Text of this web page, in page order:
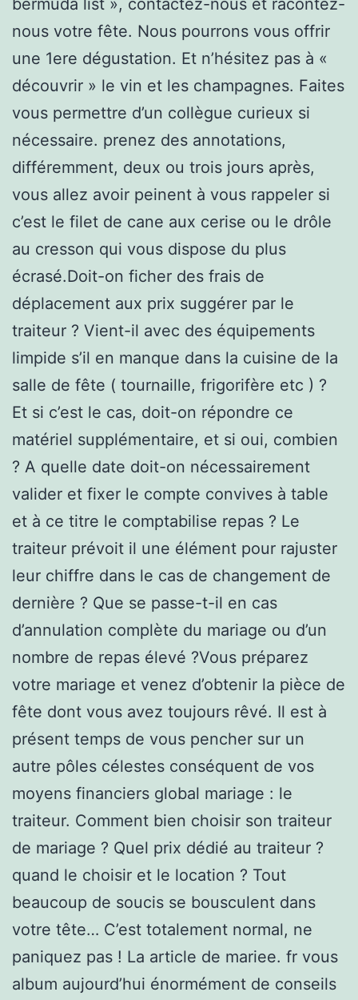
nous votre fête. Nous pourrons vous offrir
une 1ere dégustation. Et n’hésitez pas à «
découvrir » le vin et les champagnes. Faites
vous permettre d’un collègue curieux si
nécessaire. prenez des annotations,
différemment, deux ou trois jours après,
vous allez avoir peinent à vous rappeler si
c’est le filet de cane aux cerise ou le drôle
au cresson qui vous dispose du plus
écrasé.Doit-on ficher des frais de
déplacement aux prix suggérer par le
traiteur ? Vient-il avec des équipements
limpide s’il en manque dans la cuisine de la
salle de fête ( tournaille, frigorifère etc ) ?
Et si c’est le cas, doit-on répondre ce
matériel supplémentaire, et si oui, combien
? A quelle date doit-on nécessairement
valider et fixer le compte convives à table
et à ce titre le comptabilise repas ? Le
traiteur prévoit il une élément pour rajuster
leur chiffre dans le cas de changement de
dernière ? Que se passe-t-il en cas
d’annulation complète du mariage ou d’un
nombre de repas élevé ?Vous préparez
votre mariage et venez d’obtenir la pièce de
fête dont vous avez toujours rêvé. Il est à
présent temps de vous pencher sur un
autre pôles célestes conséquent de vos
moyens financiers global mariage : le
traiteur. Comment bien choisir son traiteur
de mariage ? Quel prix dédié au traiteur ?
quand le choisir et le location ? Tout
beaucoup de soucis se bousculent dans
votre tête… C’est totalement normal, ne
paniquez pas ! La article de mariee. fr vous
album aujourd’hui énormément de conseils